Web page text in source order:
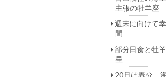
主張の牡羊座
週末に向けて
間
部分日食と牡
星
20日は春分。